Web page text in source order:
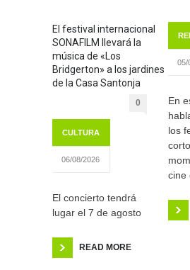
El festival internacional
SONAFILM llevará la
música de «Los
Bridgerton» a los jardines
de la Casa Santonja
0
CULTURA
06/08/2026
El concierto tendrá
lugar el 7 de agosto
READ MORE
05/
En
los
cine